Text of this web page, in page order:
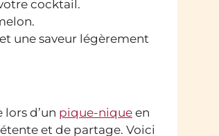
cocktail.
une saveur légèrement
lors d’un pique-nique en
et de partage. Voici